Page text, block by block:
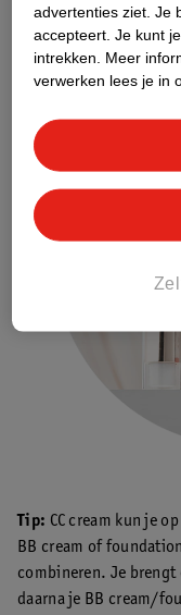
Wil je meer dekking?
Optioneel: volg op
Tip: CC cream kun je
BB cream of
combineren. Je brengt
daarna je BB cream/
advertenties ziet. Je
accepteert. Je kunt
intrekken.
Meer
verwerken lees je in